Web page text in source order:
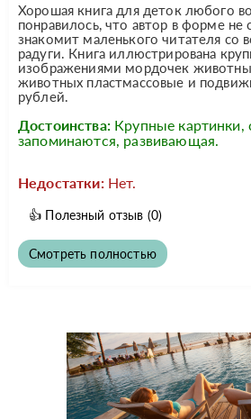
Хорошая книга для деток любого
понравилось, что автор в форме не
знакомит маленького читателя со
радуги. Книга иллюстрирована
изображениями мордочек
животных пластмассовые и
рублей.
Достоинства: Крупные картинки,
запоминаются, развивающая.
Недостатки: Нет.
👍 Полезный отзыв (0)
Смотреть полностью